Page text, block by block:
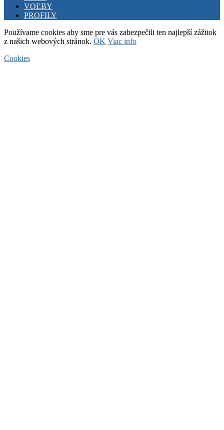
VOĽBY
PROFILY
Používame cookies aby sme pre vás zabezpečili ten najlepší zážitok
z našich webových stránok. OK Viac info
Cookies